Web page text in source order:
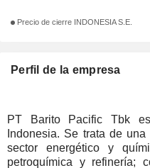
Perfil de la empresa
PT Barito Pacific Tbk
Indonesia. Se trata de
sector energético y
petroquímica y refinería;
Precio de cierre INDONESIA S.E.